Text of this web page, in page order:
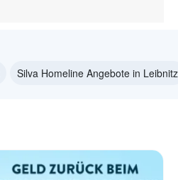
Silva Homeline Angebote in Leibnitz